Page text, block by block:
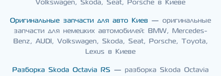
Volkswagen, Skoda, Seat, Porsche в Киеве
Оригинальные запчасти для авто Киев — оригинальные
запчасти для немецких автомобилей: BMW, Mercedes-
Benz, AUDI, Volkswagen, Skoda, Seat, Porsche, Toyota,
Lexus в Киеве
Разборка Skoda Octavia RS — разборка Skoda Octavia